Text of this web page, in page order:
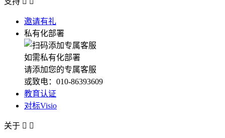
邀请有礼
私有化部署
如需私有化部署
请添加您的专属客服
或致电：010-86393609
教育认证
对标Visio
关于  